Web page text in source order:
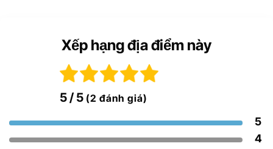
Xếp hạng địa điểm này
5/ 5 (2 đánh giá)
5
4